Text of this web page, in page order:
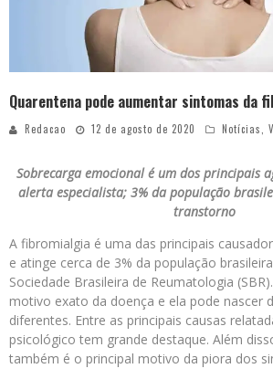
Quarentena pode aumentar sintomas da
Redacao 12 de agosto de 2020 Notícias,
Sobrecarga emocional é um dos principais
alerta especialista; 3% da população
transtorno
A fibromialgia é uma das principais
e atinge cerca de 3% da população
Sociedade Brasileira de Reumatologia
motivo exato da doença e ela pode nascer
diferentes. Entre as principais causas
psicológico tem grande destaque. Além
também é o principal motivo da piora dos